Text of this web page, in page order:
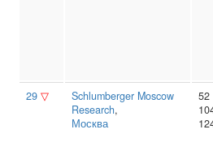
29 ▽
Schlumberger Moscow
Research,
Москва
52